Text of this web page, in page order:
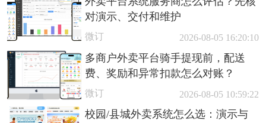
对演示、交付和维护
微订 2026-08-05 16:20:10
多商户外卖平台骑手提现前，配送
费、奖励和异常扣款怎么对账？
微订 2026-08-05 10:59:22
校园/县城外卖系统怎么选：演示与